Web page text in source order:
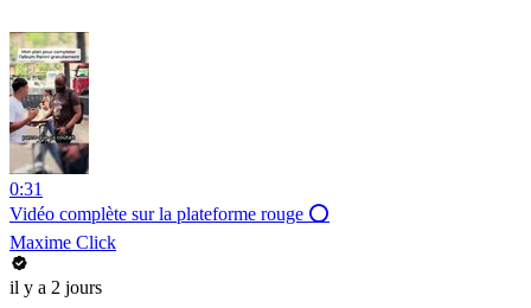
0:31
Vidéo complète sur la plateforme rouge ⭕
Maxime Click
il y a 2 jours